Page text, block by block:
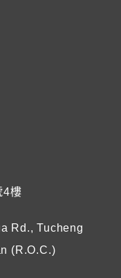
4樓
Rd., Tucheng
(R.O.C.)